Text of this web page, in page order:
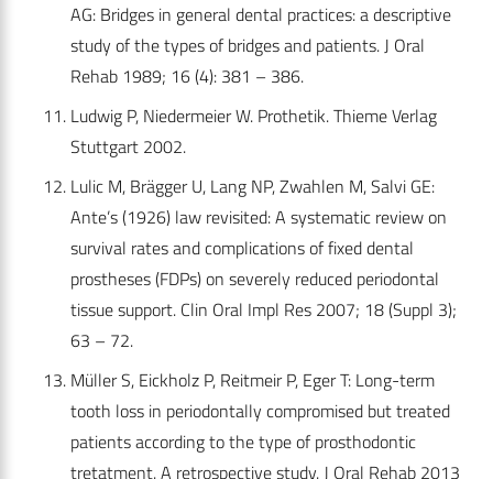
AG: Bridges in general dental practices: a descriptive
study of the types of bridges and patients. J Oral
Rehab 1989; 16 (4): 381 – 386.
Ludwig P, Niedermeier W. Prothetik. Thieme Verlag
Stuttgart 2002.
Lulic M, Brägger U, Lang NP, Zwahlen M, Salvi GE:
Ante’s (1926) law revisited: A systematic review on
survival rates and complications of fixed dental
prostheses (FDPs) on severely reduced periodontal
tissue support. Clin Oral Impl Res 2007; 18 (Suppl 3);
63 – 72.
Müller S, Eickholz P, Reitmeir P, Eger T: Long-term
tooth loss in periodontally compromised but treated
patients according to the type of prosthodontic
tretatment. A retrospective study. J Oral Rehab 2013